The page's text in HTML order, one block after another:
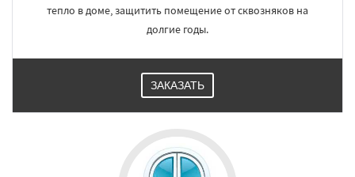
тепло в доме, защитить помещение от сквозняков на
долгие годы.
ЗАКАЗАТЬ